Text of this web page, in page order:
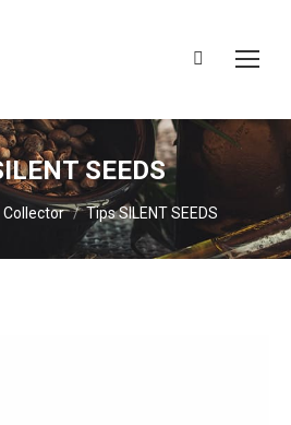
Search:
SEEDS
Collector Tips SILENT SEEDS